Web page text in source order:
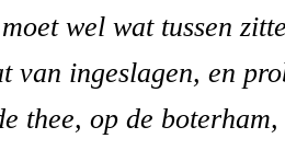
wel wat tussen
van ingeslagen, en
thee, op de